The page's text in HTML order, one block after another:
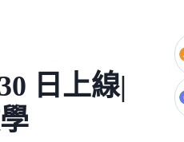
日上線|